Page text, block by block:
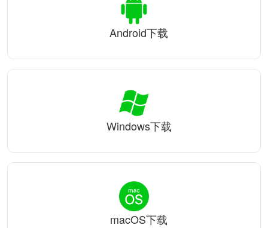
Android下载
Windows下载
macOS下载